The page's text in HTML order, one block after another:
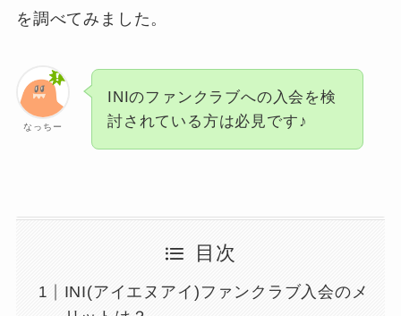
を調べてみました。
なっちー
INIのファンクラブへの入会を検
討されている方は必見です♪
目次
INI(アイエヌアイ)ファンクラブ入会のメ